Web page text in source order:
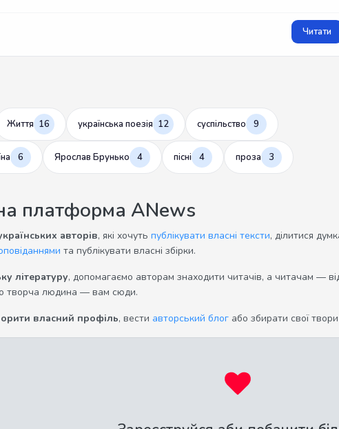
Читати
Життя 16 українська поезія 12 суспільство 9
6 Ярослав Брунько 4 пісні 4 проза 3
платформа ANews
авторів, які хочуть публікувати власні тексти, ділитися
та публікувати власні збірки.
літературу, допомагаємо авторам знаходити читачів, а читачам —
творча людина — вам сюди.
власний профіль, вести авторський блог або збирати свої твори